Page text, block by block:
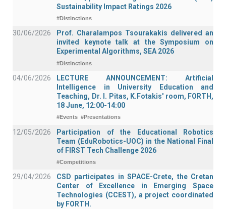
Sustainability Impact Ratings 2026
#Distinctions
30/06/2026
Prof. Charalampos Tsourakakis delivered an
invited keynote talk at the Symposium on
Experimental Algorithms, SEA 2026
#Distinctions
04/06/2026
LECTURE ANNOUNCEMENT: Artificial
Intelligence in University Education and
Teaching, Dr. I. Pitas, K.Fotakis' room, FORTH,
18 June, 12:00-14:00
#Events #Presentations
12/05/2026
Participation of the Educational Robotics
Team (EduRobotics-UOC) in the National Final
of FIRST Tech Challenge 2026
#Competitions
29/04/2026
CSD participates in SPACE-Crete, the Cretan
Center of Excellence in Emerging Space
Technologies (CCEST), a project coordinated
by FORTH.